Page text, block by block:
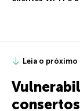
Leia o próximo